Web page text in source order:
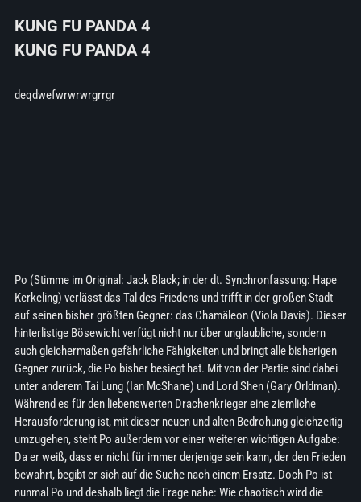
KUNG FU PANDA 4
KUNG FU PANDA 4
deqdwefwrwrwrgrrgr
Po (Stimme im Original: Jack Black; in der dt. Synchronfassung: Hape
Kerkeling) verlässt das Tal des Friedens und trifft in der großen Stadt
auf seinen bisher größten Gegner: das Chamäleon (Viola Davis). Dieser
hinterlistige Bösewicht verfügt nicht nur über unglaubliche, sondern
auch gleichermaßen gefährliche Fähigkeiten und bringt alle bisherigen
Gegner zurück, die Po bisher besiegt hat. Mit von der Partie sind dabei
unter anderem Tai Lung (Ian McShane) und Lord Shen (Gary Orldman).
Während es für den liebenswerten Drachenkrieger eine ziemliche
Herausforderung ist, mit dieser neuen und alten Bedrohung gleichzeitig
umzugehen, steht Po außerdem vor einer weiteren wichtigen Aufgabe:
Da er weiß, dass er nicht für immer derjenige sein kann, der den Frieden
bewahrt, begibt er sich auf die Suche nach einem Ersatz. Doch Po ist
nunmal Po und deshalb liegt die Frage nahe: Wie chaotisch wird die